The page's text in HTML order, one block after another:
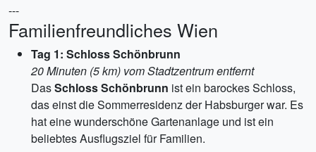
---
Familienfreundliches Wien
Tag 1: Schloss Schönbrunn
20 Minuten (5 km) vom Stadtzentrum entfernt
DasSchloss Schönbrunn ist ein barockes Schloss,
das einst die Sommerresidenz der Habsburger war. Es
hat eine wunderschöne Gartenanlage und ist ein
beliebtes Ausflugsziel für Familien.